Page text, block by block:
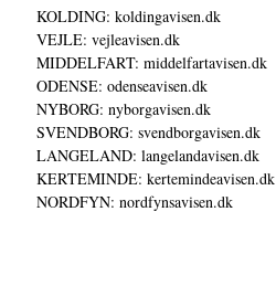
KOLDING: koldingavisen.dk
VEJLE: vejleavisen.dk
MIDDELFART: middelfartavisen.dk
ODENSE: odenseavisen.dk
NYBORG: nyborgavisen.dk
SVENDBORG: svendborgavisen.dk
LANGELAND: langelandavisen.dk
KERTEMINDE: kertemindeavisen.dk
NORDFYN: nordfynsavisen.dk